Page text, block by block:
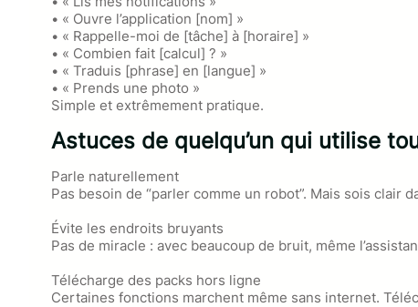
• « Ouvre l’application [nom] »
• « Rappelle-moi de [tâche] à [horaire] »
• « Combien fait [calcul] ? »
• « Traduis [phrase] en [langue] »
• « Prends une photo »
Simple et extrêmement pratique.
Astuces de quelqu’un qui utilise
Parle naturellement
Pas besoin de “parler comme un robot”. Mais sois clair
Évite les endroits bruyants
Pas de miracle : avec beaucoup de bruit, même
Télécharge des packs hors ligne
Certaines fonctions marchent même sans internet.